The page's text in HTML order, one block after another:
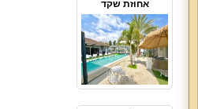
אחוזת שקד